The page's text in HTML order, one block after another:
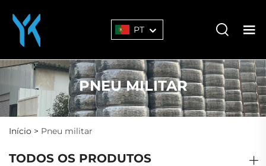
PT
PNEU MILITAR
Início > Pneu militar
TODOS OS PRODUTOS